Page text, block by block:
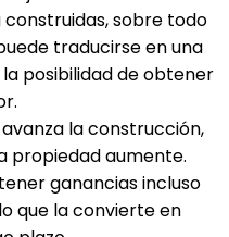
sobre todo
traducirse en una
posibilidad de obtener
la construcción,
propiedad aumente.
ganancias incluso
que la convierte en